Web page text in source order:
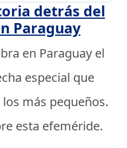
detrás del
Paraguay
en Paraguay el
especial que
más pequeños.
esta efeméride.